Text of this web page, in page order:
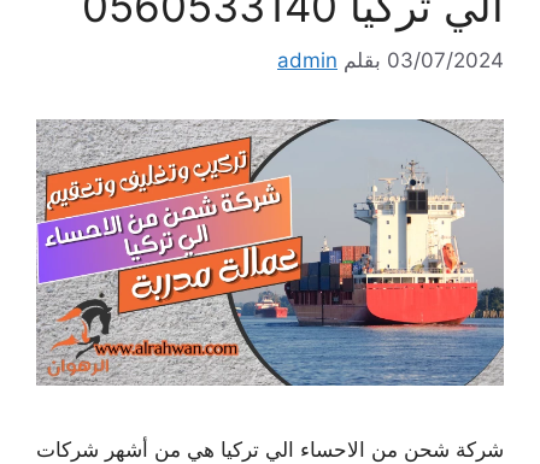
03/07/2024 بقلم admin
شركة شحن من الاحساء الي تركيا هي من أشهر شركات